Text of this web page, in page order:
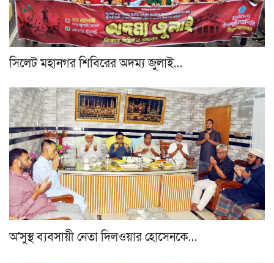
সিলেট মহানগর শিবিরের অদম্য জুলাই…
অ'সুস্থ ব্যবসায়ী নেতা দিলওয়ার হোসেনকে…